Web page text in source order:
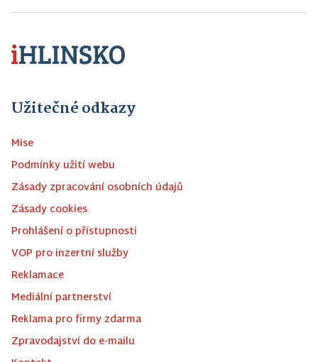
Užitečné odkazy
Mise
Podmínky užití webu
Zásady zpracování osobních údajů
Zásady cookies
Prohlášení o přístupnosti
VOP pro inzertní služby
Reklamace
Mediální partnerství
Reklama pro firmy zdarma
Zpravodajství do e-mailu